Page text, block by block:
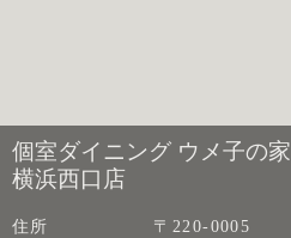
個室ダイニング ウメ子の家
横浜西口店
住所
〒220-0005